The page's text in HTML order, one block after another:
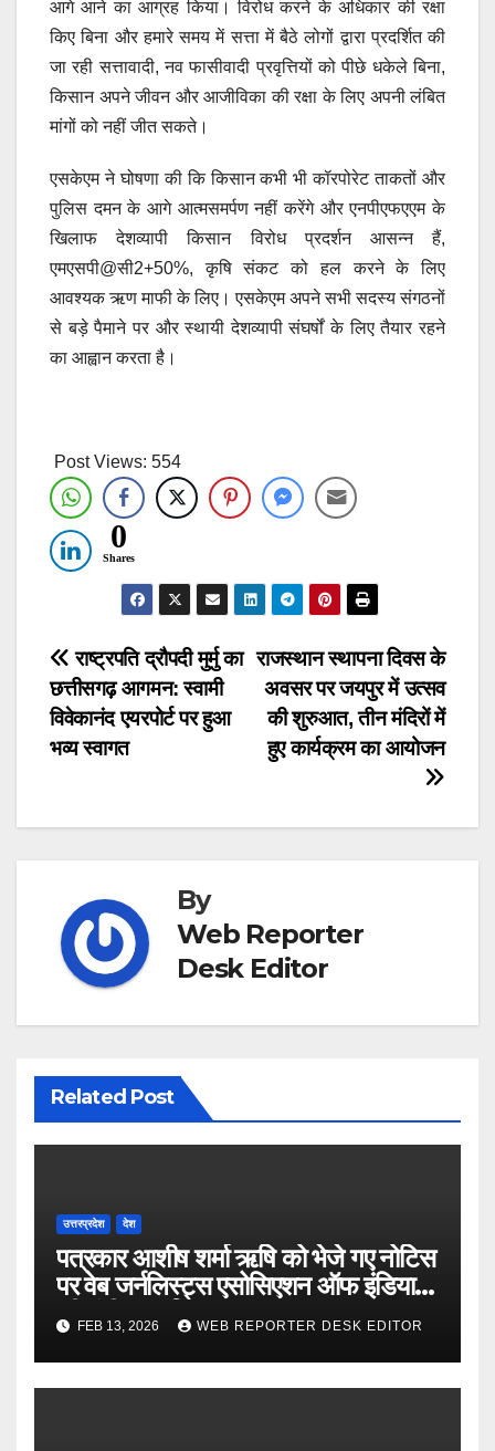
आगे आने का आग्रह किया। विरोध करने के अधिकार की रक्षा
किए बिना और हमारे समय में सत्ता में बैठे लोगों द्वारा प्रदर्शित की
जा रही सत्तावादी, नव फासीवादी प्रवृत्तियों को पीछे धकेले बिना,
किसान अपने जीवन और आजीविका की रक्षा के लिए अपनी लंबित
मांगों को नहीं जीत सकते।
एसकेएम ने घोषणा की कि किसान कभी भी कॉरपोरेट ताकतों और
पुलिस दमन के आगे आत्मसमर्पण नहीं करेंगे और एनपीएफएएम के
खिलाफ देशव्यापी किसान विरोध प्रदर्शन आसन्न हैं,
एमएसपी@सी2+50%, कृषि संकट को हल करने के लिए
आवश्यक ऋण माफी के लिए। एसकेएम अपने सभी सदस्य संगठनों
से बड़े पैमाने पर और स्थायी देशव्यापी संघर्षों के लिए तैयार रहने
का आह्वान करता है।
Post Views: 554
0
Shares
Post
navigation
राजस्थान स्थापना दिवस के
अवसर पर जयपुर में उत्सव
की शुरुआत, तीन मंदिरों में
हुए कार्यक्रम का आयोजन
राष्ट्रपति द्रौपदी मुर्मु का
छत्तीसगढ़ आगमन: स्वामी
विवेकानंद एयरपोर्ट पर हुआ
भव्य स्वागत
By
Web Reporter
Desk Editor
Related Post
उत्तरप्रदेश देश
पत्रकार आशीष शर्मा ऋषि को भेजे गए नोटिस
पर वेब जर्नलिस्ट्स एसोसिएशन ऑफ इंडिया
की गंभीर आपत्ति
FEB 13, 2026 WEB REPORTER DESK EDITOR